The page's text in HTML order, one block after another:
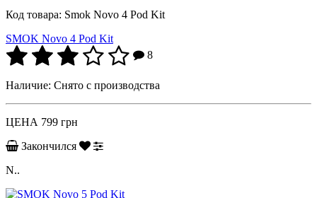
Код товара: Smok Novo 4 Pod Kit
SMOK Novo 4 Pod Kit
8
Наличие: Снято с производства
ЦЕНА 799 грн
Закончился
N..